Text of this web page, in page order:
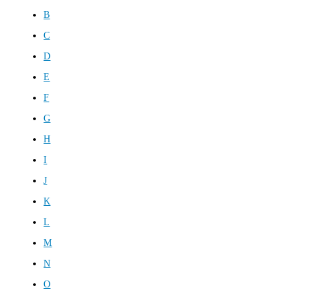
B
C
D
E
F
G
H
I
J
K
L
M
N
O